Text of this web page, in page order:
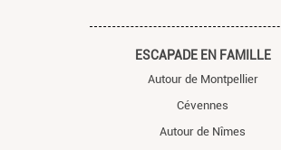
ESCAPADE EN FAMILLE
Autour de Montpellier
Cévennes
Autour de Nîmes